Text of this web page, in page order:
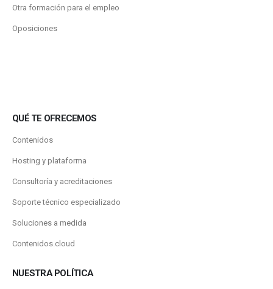
Otra formación para el empleo
Oposiciones
QUÉ TE OFRECEMOS
Contenidos
Hosting y plataforma
Consultoría y acreditaciones
Soporte técnico especializado
Soluciones a medida
Contenidos.cloud
NUESTRA POLÍTICA